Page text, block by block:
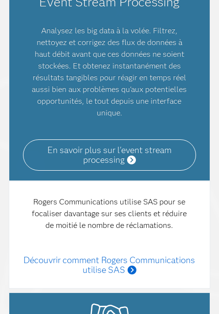
Analysez les big data à la volée. Filtrez,
nettoyez et corrigez des flux de données à
haut débit avant que ces données ne soient
stockées. Et obtenez instantanément des
résultats tangibles pour réagir en temps réel
aussi bien aux problèmes qu'aux potentielles
opportunités, le tout depuis une interface
unique.
En savoir plus sur l'event stream
processing
Rogers Communications utilise SAS pour se
focaliser davantage sur ses clients et réduire
de moitié le nombre de réclamations.
Découvrir comment Rogers Communications
utilise SAS